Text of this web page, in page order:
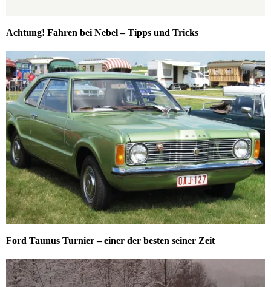
Achtung! Fahren bei Nebel – Tipps und Tricks
Ford Taunus Turnier – einer der besten seiner Zeit